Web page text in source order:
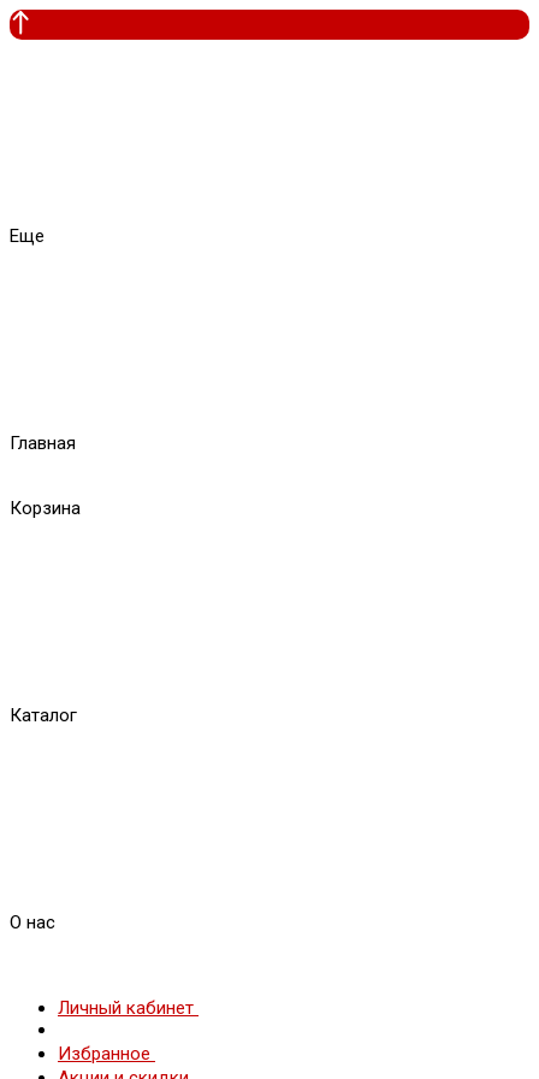
Еще
Главная
Корзина
Каталог
О нас
Личный кабинет
Избранное